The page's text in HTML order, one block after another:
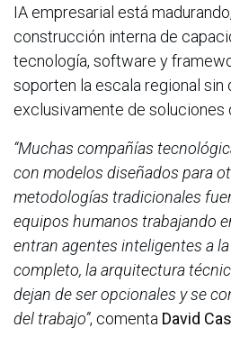
IA empresarial está
construcción interna de
tecnología, software y
soporten la escala regional sin
exclusivamente de soluciones
“Muchas compañías
con modelos diseñados para
metodologías tradicionales
equipos humanos trabajando
entran agentes inteligentes a
completo, la arquitectura
dejan de ser opcionales y se
del trabajo”, comenta David